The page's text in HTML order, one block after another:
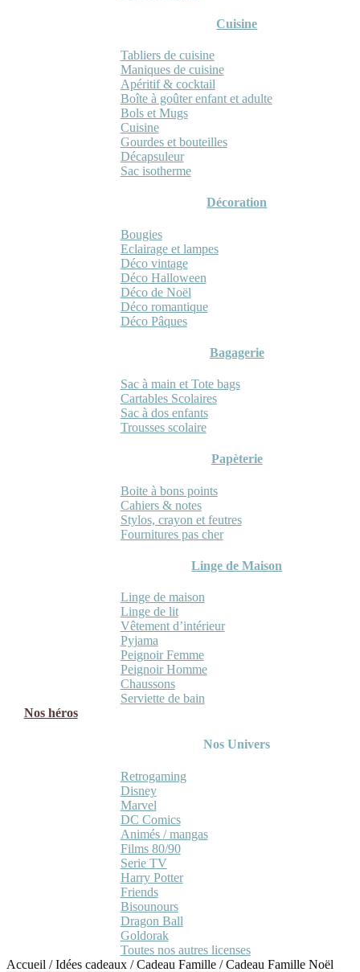
Cuisine
Tabliers de cuisine
Maniques de cuisine
Apéritif & cocktail
Boîte à goûter enfant et adulte
Bols et Mugs
Cuisine
Gourdes et bouteilles
Décapsuleur
Sac isotherme
Décoration
Bougies
Eclairage et lampes
Déco vintage
Déco Halloween
Déco de Noël
Déco romantique
Déco Pâques
Bagagerie
Sac à main et Tote bags
Cartables Scolaires
Sac à dos enfants
Trousses scolaire
Papèterie
Boite à bons points
Cahiers & notes
Stylos, crayon et feutres
Fournitures pas cher
Linge de Maison
Linge de maison
Linge de lit
Vêtement d’intérieur
Pyjama
Peignoir Femme
Peignoir Homme
Chaussons
Serviette de bain
Nos héros
Nos Univers
Retrogaming
Disney
Marvel
DC Comics
Animés / mangas
Films 80/90
Serie TV
Harry Potter
Friends
Bisounours
Dragon Ball
Goldorak
Toutes nos autres licenses
Accueil /Idées cadeaux /Cadeau Famille /Cadeau Famille Noël